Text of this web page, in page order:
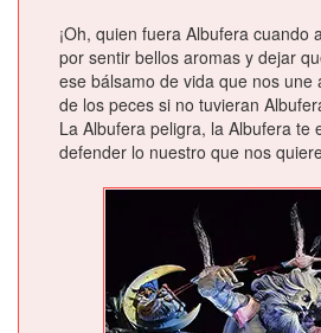
¡Oh, quien fuera Albufera cuando
por sentir bellos aromas y dejar
ese bálsamo de vida que nos une
de los peces si no tuvieran
La Albufera peligra, la Albufera te
defender lo nuestro que nos